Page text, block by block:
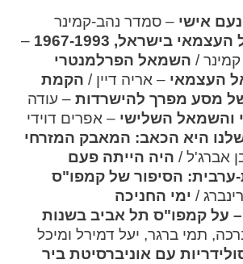
אישי– סמדר נהב-קמינר
בישראל, 1967-1993
–
קמינר / השמאל הפרלמנטרי
העצמאי– אריה דיין / הקמת
מסע מפרך להישרדות – עודה
והשמאל השלישי – אפרים דוידי
שלנו היא הכאב: המאבק המזרחי
אברג'ל / היה הייתה פעם
ערבית: הסיפור של קמפו"ס
/ ימי החניכה
על קמפו"ס תל אביב בשנות
תמי ברגר, יעל דמירל ומיכל
עם אוניברסיטת ביר